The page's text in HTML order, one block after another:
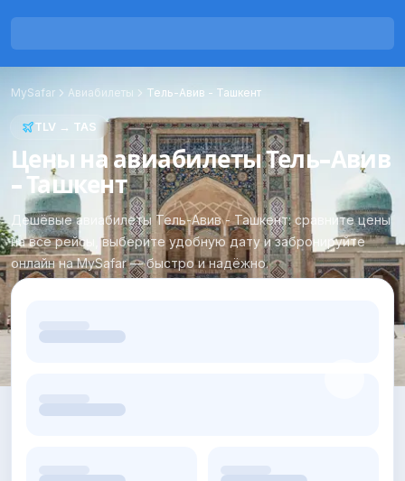
MySafar Авиабилеты Тель-Авив - Ташкент
TLV → TAS
Цены на авиабилеты Тель-Авив
- Ташкент
Дешёвые авиабилеты Тель-Авив - Ташкент: сравните цены
на все рейсы, выберите удобную дату и забронируйте
онлайн на MySafar — быстро и надёжно.